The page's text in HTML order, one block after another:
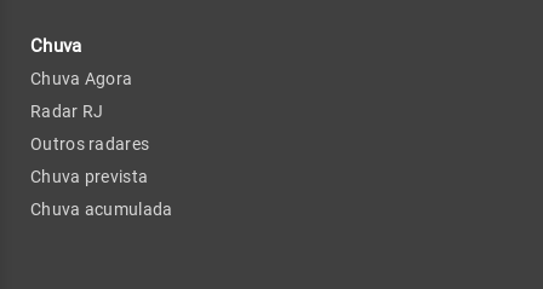
Chuva
Chuva Agora
Radar RJ
Outros radares
Chuva prevista
Chuva acumulada